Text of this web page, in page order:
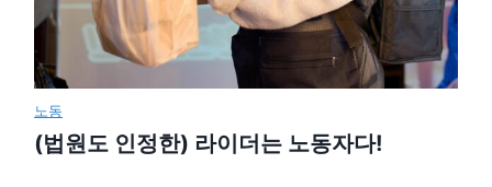
노동
(법원도 인정한) 라이더는 노동자다!